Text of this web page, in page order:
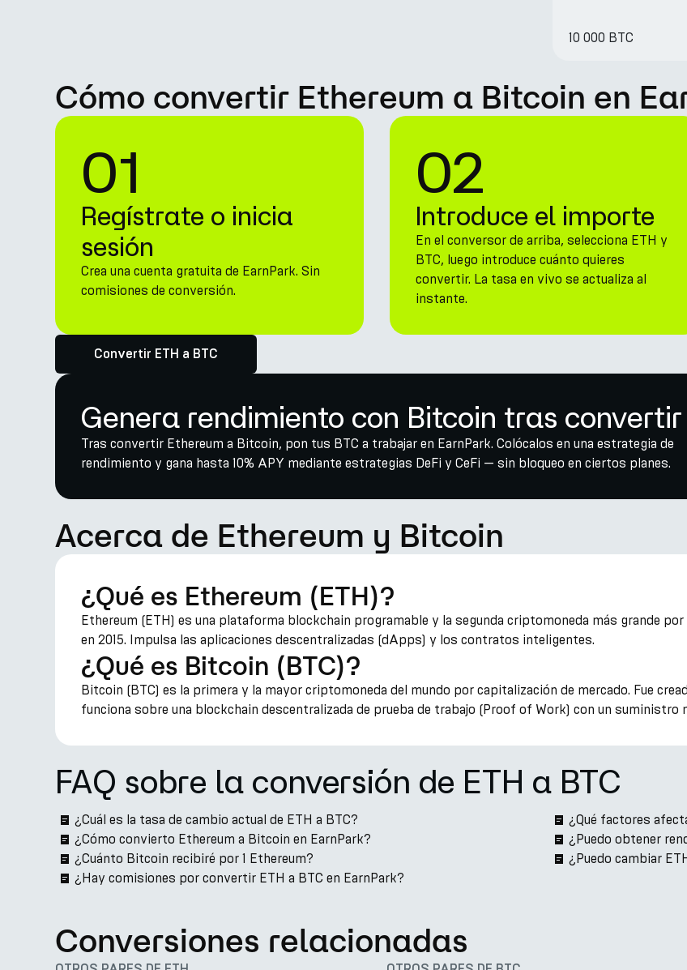
10 000 BTC
Cómo convertir Ethereum a Bitcoin en
01
Regístrate o inicia
sesión
Crea una cuenta gratuita de EarnPark. Sin
comisiones de conversión.
02
Introduce el importe
En el conversor de arriba, selecciona ETH y
BTC, luego introduce cuánto quieres
convertir. La tasa en vivo se actualiza al
instante.
Convertir ETH a BTC
Genera rendimiento con Bitcoin tras convertir
Tras convertir Ethereum a Bitcoin, pon tus BTC a trabajar en EarnPark. Colócalos en una estrategia de
rendimiento y gana hasta 10% APY mediante estrategias DeFi y CeFi — sin bloqueo en ciertos planes.
Acerca de Ethereum y Bitcoin
¿Qué es Ethereum (ETH)?
Ethereum (ETH) es una plataforma blockchain programable y la segunda criptomoneda más grande
en 2015. Impulsa las aplicaciones descentralizadas (dApps) y los contratos inteligentes.
¿Qué es Bitcoin (BTC)?
Bitcoin (BTC) es la primera y la mayor criptomoneda del mundo por capitalización de mercado. Fue
funciona sobre una blockchain descentralizada de prueba de trabajo (Proof of Work) con un suministro
FAQ sobre la conversión de ETH a BTC
¿Cuál es la tasa de cambio actual de ETH a BTC?
¿Cómo convierto Ethereum a Bitcoin en EarnPark?
¿Cuánto Bitcoin recibiré por 1 Ethereum?
¿Hay comisiones por convertir ETH a BTC en EarnPark?
¿Qué factores
¿Puedo obtener
¿Puedo cambiar
Conversiones relacionadas